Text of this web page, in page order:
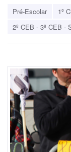
Pré-Escolar
1º
2º CEB - 3º CEB -